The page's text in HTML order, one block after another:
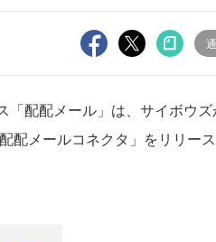
配配メール」は、サイボウ
メールコネクタ」をリリース